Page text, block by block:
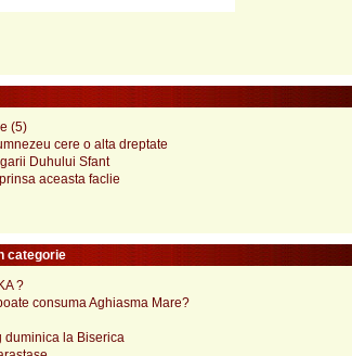
(5)
cere o alta dreptate
Duhului Sfant
aceas­ta faclie
categorie
?
consuma Aghiasma Mare?
duminica la Biserica